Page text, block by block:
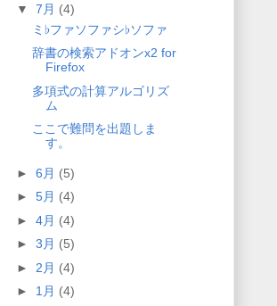
▼ 7月 (4)
ミ♭ファソファシ♭ソファ
辞書の検索アドオンx2 for
Firefox
多項式の計算アルゴリズ
ム
ここで難問を出題しま
す。
► 6月 (5)
► 5月 (4)
► 4月 (4)
► 3月 (5)
► 2月 (4)
► 1月 (4)